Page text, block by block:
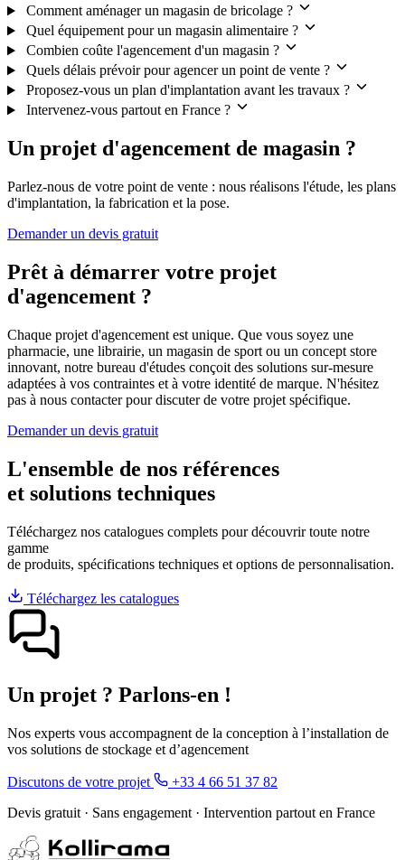
Comment aménager un magasin de bricolage ?
Quel équipement pour un magasin alimentaire ?
Combien coûte l'agencement d'un magasin ?
Quels délais prévoir pour agencer un point de vente ?
Proposez-vous un plan d'implantation avant les travaux ?
Intervenez-vous partout en France ?
Un projet d'agencement de magasin ?
Parlez-nous de votre point de vente : nous réalisons l'étude, les plans
d'implantation, la fabrication et la pose.
Demander un devis gratuit
Prêt à démarrer votre projet
d'agencement ?
Chaque projet d'agencement est unique. Que vous soyez une
pharmacie, une librairie, un magasin de sport ou un concept store
innovant, notre bureau d'études conçoit des solutions sur-mesure
adaptées à vos contraintes et à votre identité de marque. N'hésitez
pas à nous contacter pour discuter de votre projet spécifique.
Demander un devis gratuit
L'ensemble de nos références
et solutions techniques
Téléchargez nos catalogues complets pour découvrir toute notre
gamme
de produits, spécifications techniques et options de personnalisation.
Téléchargez les catalogues
Un projet ? Parlons-en !
Nos experts vous accompagnent de la conception à l’installation de
vos solutions de stockage et d’agencement
Discutons de votre projet
+33 4 66 51 37 82
Devis gratuit · Sans engagement · Intervention partout en France